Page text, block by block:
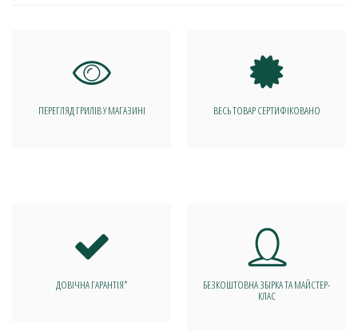
ПЕРЕГЛЯД ГРИЛІВ У МАГАЗИНІ ВЕСЬ ТОВАР СЕРТИФІКОВАНО
ДОВІЧНА ГАРАНТІЯ* БЕЗКОШТОВНА ЗБІРКА ТА МАЙСТЕР-
КЛАС